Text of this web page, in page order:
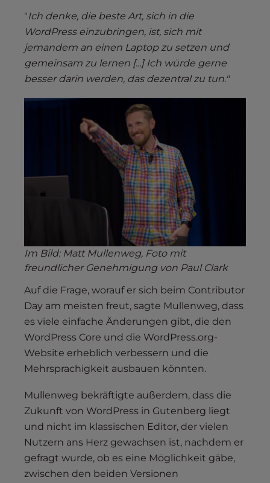
"Ich denke, die beste Art, sich in die
WordPress einzubringen, ist, sich mit
jemandem an einen Laptop zu setzen und
gemeinsam zu lernen [...] Ich würde gerne
besser darin werden, das dezentral zu tun."
Im Bild: Matt Mullenweg, Foto mit
freundlicher Genehmigung von Paul Clark
Auf die Frage, worauf er sich beim Contributor
Day am meisten freut, sagte Mullenweg, dass
es viele einfache Änderungen gibt, die den
WordPress Core und die WordPress.org-
Website erheblich verbessern und die
Mehrsprachigkeit ausbauen könnten.
Mullenweg bekräftigte außerdem, dass die
Zukunft von WordPress in Gutenberg liegt
und nicht im klassischen Editor, der vielen
Nutzern ans Herz gewachsen ist, nachdem er
gefragt wurde, ob es eine Möglichkeit gäbe,
zwischen den beiden Versionen